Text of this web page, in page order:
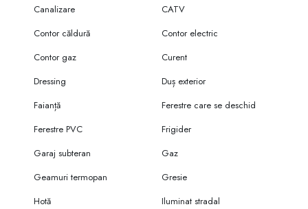
Canalizare
CATV
Contor căldură
Contor electric
Contor gaz
Curent
Dressing
Duș exterior
Faianță
Ferestre care se deschid
Ferestre PVC
Frigider
Garaj subteran
Gaz
Geamuri termopan
Gresie
Hotă
Iluminat stradal